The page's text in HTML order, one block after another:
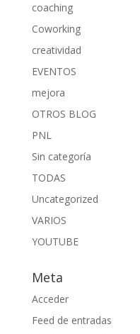
coaching
Coworking
creatividad
EVENTOS
mejora
OTROS BLOG
PNL
Sin categoría
TODAS
Uncategorized
VARIOS
YOUTUBE
Meta
Acceder
Feed de entradas